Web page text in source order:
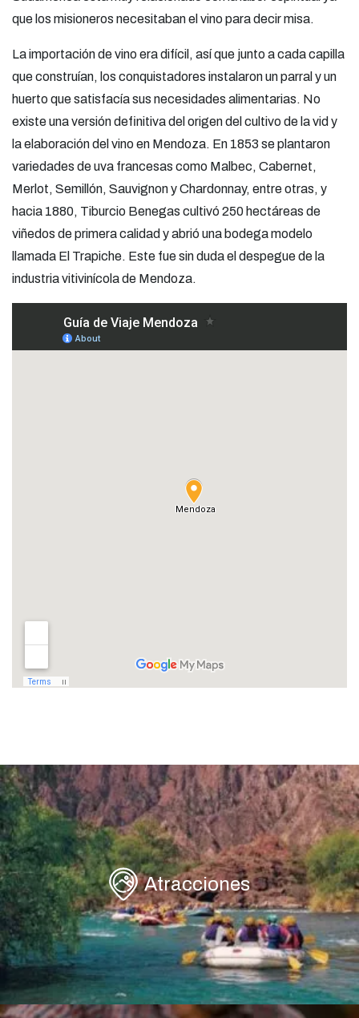
que los misioneros necesitaban el vino para decir misa.
La importación de vino era difícil, así que junto a cada capilla
que construían, los conquistadores instalaron un parral y un
huerto que satisfacía sus necesidades alimentarias. No
existe una versión definitiva del origen del cultivo de la vid y
la elaboración del vino en Mendoza. En 1853 se plantaron
variedades de uva francesas como Malbec, Cabernet,
Merlot, Semillón, Sauvignon y Chardonnay, entre otras, y
hacia 1880, Tiburcio Benegas cultivó 250 hectáreas de
viñedos de primera calidad y abrió una bodega modelo
llamada El Trapiche. Este fue sin duda el despegue de la
industria vitivinícola de Mendoza.
Atracciones